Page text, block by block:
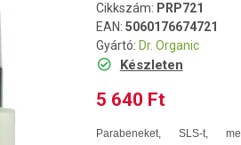
Cikkszám: PRP721
EAN: 5060176674721
Gyártó: Dr. Organic
Készleten
5 640 Ft
Parabeneket, SLS-t,